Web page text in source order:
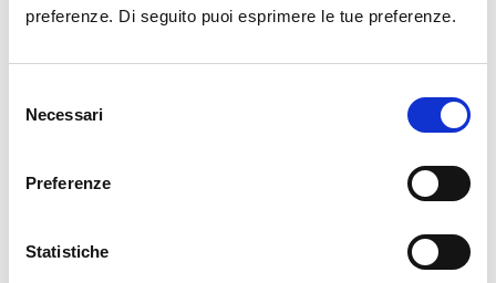
preferenze. Di seguito puoi esprimere le tue preferenze.
delNecessari
Preferenze
Statistiche
medicina, ingegneria elettronica, geotecnica,
Archivio News